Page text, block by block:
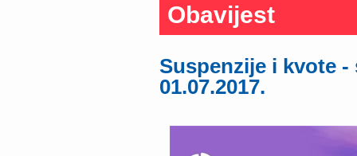
Obavijest
Suspenzije i kvote
01.07.2017.